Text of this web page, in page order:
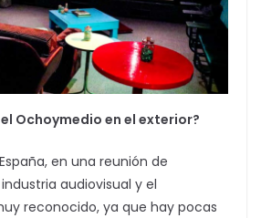
Ochoymedio en el exterior?
en una reunión de
audiovisual y el
reconocido, ya que hay pocas